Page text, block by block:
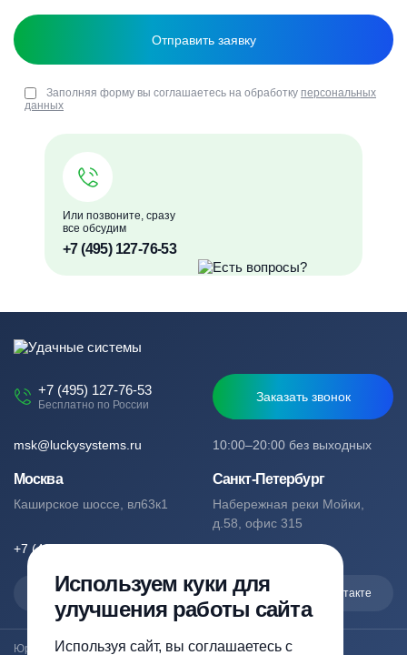
Или позвоните, сразу
все обсудим
+7 (495) 127-76-53
Заполняя форму вы соглашаетесь на обработку персональных
данных
+7 (495) 127-76-53
Бесплатно по России
Заказать звонок
10:00–20:00 без выходных
msk@luckysystems.ru
Москва
Каширское шоссе, вл63к1
+7 (495) 127-76-53
Санкт-Петербург
Набережная реки Мойки,
д.58, офис 315
+7 (812) 244-49-61
Max Telegram Вконтакте
Юридический адрес: Москва, Каширское шоссе, вл63к1
Используем куки для
улучшения работы сайта
Используя сайт, вы соглашаетесь с